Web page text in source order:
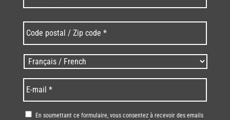
postal
/
Zip
code
* *
Langues
/
Language *
mail *
RGPD *
En soumettant ce formulaire, vous consentez à recevoir des emails